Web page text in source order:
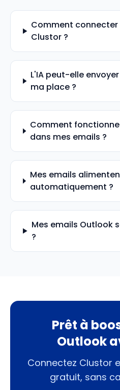
Comment connecter
Clustor ?
L'IA peut-elle
ma place ?
Comment
dans mes emails ?
Mes emails
automatiquement ?
Mes emails Outlook
?
Prêt à
Outlook
Connectez Clustor
gratuit, sans